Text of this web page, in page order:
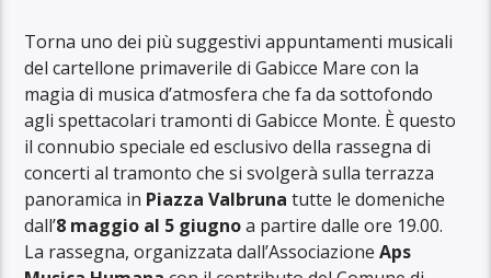
Torna uno dei più suggestivi appuntamenti musicali
del cartellone primaverile di Gabicce Mare con la
magia di musica d’atmosfera che fa da sottofondo
agli spettacolari tramonti di Gabicce Monte. È questo
il connubio speciale ed esclusivo della rassegna di
concerti al tramonto che si svolgerà sulla terrazza
panoramica in Piazza Valbruna tutte le domeniche
dall’8 maggio al 5 giugnoa partire dalle ore 19.00.
La rassegna, organizzata dall’Associazione Aps